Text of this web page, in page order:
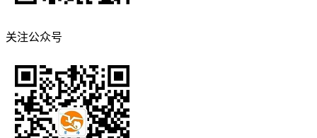
关注公众号